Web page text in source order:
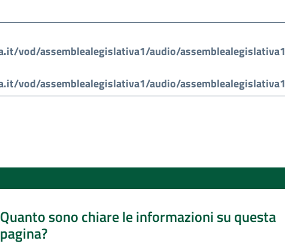
Quanto sono chiare le informazioni su questa
pagina?